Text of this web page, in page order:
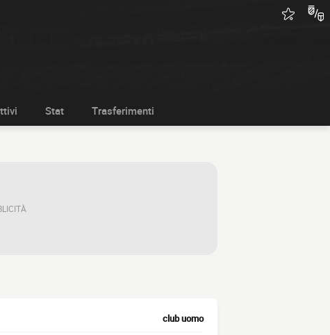
Stat Trasferimenti
club uomo